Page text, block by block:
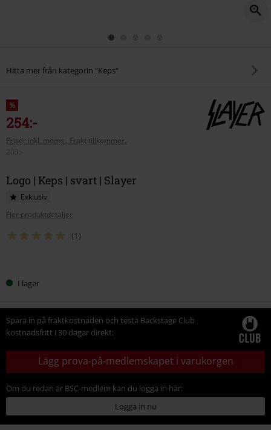
Hitta mer från kategorin "Keps"
%
254:-
Priser inkl. moms., Frakt tillkommer.
203:-
Logo | Keps | svart | Slayer
Exklusiv
Fler produktdetaljer
(1)
dinI lager
Spara in på fraktkostnaden och testa Backstage Club
kostnadsfritt i 30 dagar direkt:
Lägg prova-på-medlemskapet i varukorgen
Om du redan är BSC-medlem kan du logga in här:
Logga in nu